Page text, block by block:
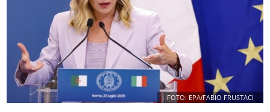
FOTO: EPA/FABIO FRUSTACI